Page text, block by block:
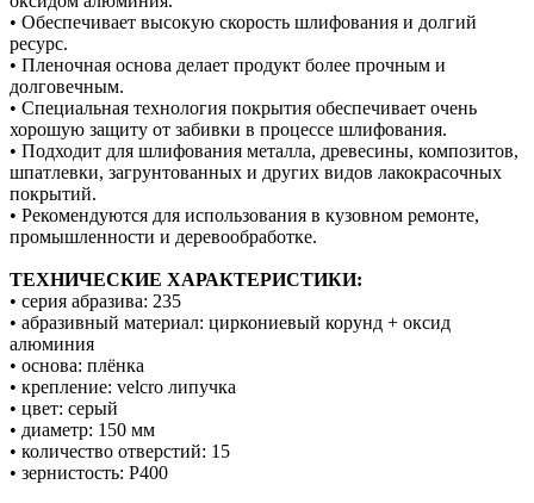
• Обеспечивает высокую скорость шлифования и долгий
ресурс.
• Пленочная основа делает продукт более прочным и
долговечным.
• Специальная технология покрытия обеспечивает очень
хорошую защиту от забивки в процессе шлифования.
• Подходит для шлифования металла, древесины, композитов,
шпатлевки, загрунтованных и других видов лакокрасочных
покрытий.
• Рекомендуются для использования в кузовном ремонте,
промышленности и деревообработке.
ТЕХНИЧЕСКИЕ ХАРАКТЕРИСТИКИ:
• серия абразива: 235
• абразивный материал: циркониевый корунд + оксид
алюминия
• основа: плёнка
• крепление: velcro липучка
• цвет: серый
• диаметр: 150 мм
• количество отверстий: 15
• зернистость: P400